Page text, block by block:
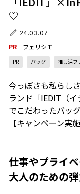
♡
24.03.07
PR フェリシモ
PR バッグ 推し活フ
今っぽさも私らし
ランド「IEDIT（
でこだわったバッ
【キャンペーン実施
仕事やプライ
大人のための